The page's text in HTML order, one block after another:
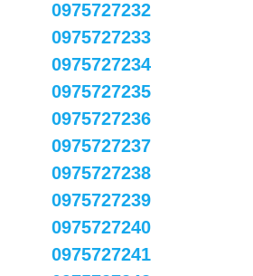
0975727232
0975727233
0975727234
0975727235
0975727236
0975727237
0975727238
0975727239
0975727240
0975727241